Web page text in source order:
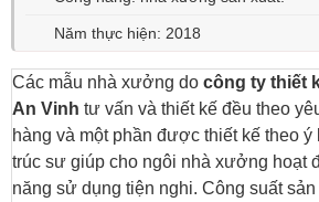
Năm thực hiện: 2018
Các mẫu nhà xưởng do công ty thiết
An Vinh tư vấn và thiết kế đều theo
hàng và một phần được thiết kế theo ý
trúc sư giúp cho ngôi nhà xưởng hoạt
năng sử dụng tiện nghi. Công suất